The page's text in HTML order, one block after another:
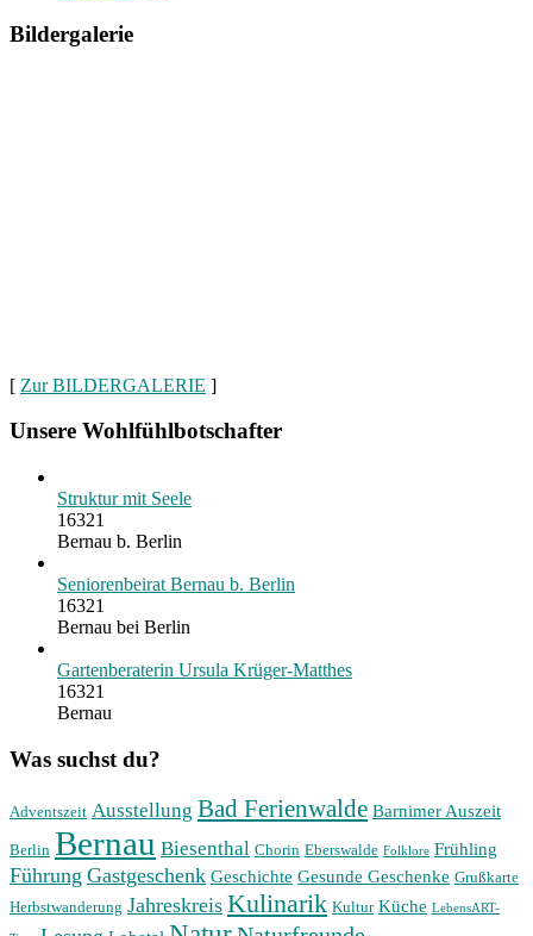
Bildergalerie
[ Zur BILDERGALERIE ]
Unsere Wohlfühlbotschafter
Struktur mit Seele
16321
Bernau b. Berlin
Seniorenbeirat Bernau b. Berlin
16321
Bernau bei Berlin
Gartenberaterin Ursula Krüger-Matthes
16321
Bernau
Was suchst du?
Adventszeit Ausstellung Bad Ferienwalde Barnimer Auszeit
Berlin Bernau Biesenthal Chorin Eberswalde Folklore Frühling
Führung Gastgeschenk Geschichte Gesunde Geschenke Grußkarte
Herbstwanderung Jahreskreis Kulinarik Kultur Küche LebensART-